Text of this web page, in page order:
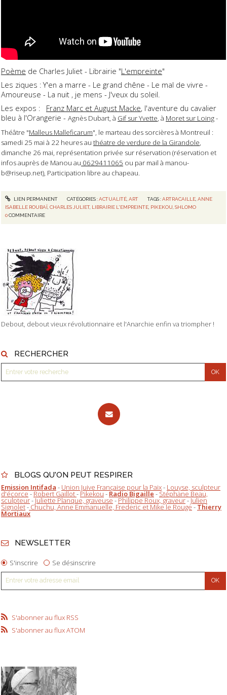
Debout, debout vieux révolutionnaire et l'Anarchie enfin va triompher !
RECHERCHER
BLOGS QU'ON PEUT RESPIRER
Emission Intifada - Union Juive Française pour la Paix- Louyse, sculpteur
d'écorce-Robert Gaillot-Pikekou-Radio Bigaille-Stéphane Beau,
sculpteur-Juliette Planque, graveuse-Philippe Roux, graveur-Julien
Signolet-Chuchu, Anne Emmanuelle, Frederic et Mike le Rouge-Thierry
Mortiaux
NEWSLETTER
S'inscrire Se désinscrire
S'abonner au flux RSS
S'abonner au flux ATOM
Poème de Charles Juliet - Librairie "L'empreinte"
Les ziques : Y'en a marre - Le grand chêne - Le mal de vivre -
Amoureuse - La nuit , je mens - J'veux du soleil.
Les expos : Franz Marc et August Macke, l'aventure du cavalier
bleu à l'Orangerie - Agnès Dubart, à Gif sur Yvette, à Moret sur Loing-
Théâtre "Malleus Malleficarum", le marteau des sorcières à Montreuil :
samedi 25 mai à 22 heures au théatre de verdure de la Girandole,
dimanche 26 mai, représentation privée sur réservation (réservation et
infos auprès de Manou au 0629411065 ou par mail à manou-
b@riseup.net), Participation libre au chapeau.
LIEN PERMANENT CATÉGORIES :ACTUALITÉ, ART TAGS :ARTRACAILLE,ANNE
ISABELLE ROUBAÏ,CHARLES JULIET, LIBRAIRIE L'EMPREINTE, PIKEKOU,SHLOMO
0COMMENTAIRE